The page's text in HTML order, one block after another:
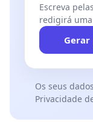
Escreva
redigirá
Os seus
Privacidade